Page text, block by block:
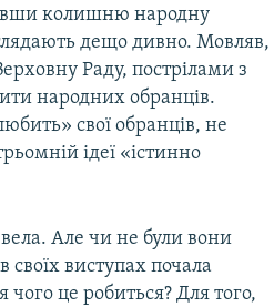
колишню народну
дещо дивно. Мовляв,
Раду, пострілами з
народних обранців.
свої обранців, не
ідеї «істинно
Але чи не були вони
виступах почала
це робиться? Для того,